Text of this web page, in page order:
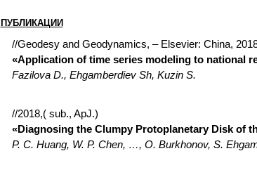
ПУБЛИКАЦИИ
//Geodesy and Geodynamics, – Elsevier: China,
«Application of time series modeling to national
Fazilova D., Ehgamberdiev Sh, Kuzin S.
//2018,( sub., ApJ.)
«Diagnosing the Clumpy Protoplanetary Disk of
P. C. Huang, W. P. Chen, …, O. Burkhonov, S.